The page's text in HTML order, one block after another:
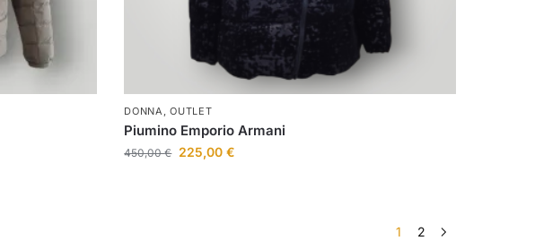
DONNA,OUTLET
Piumino Emporio Armani
450,00€ 225,00€
1 2